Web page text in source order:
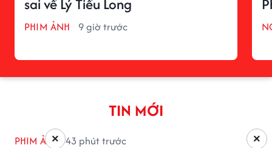
PHIM ẢNH 9 giờ trước
TIN MỚI
PHIM ẢNH 43 phút trước ×
×